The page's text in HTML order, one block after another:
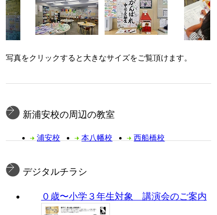
写真をクリックすると大きなサイズをご覧頂けます。
新浦安校の周辺の教室
浦安校 本八幡校 西船橋校
デジタルチラシ
０歳〜小学３年生対象 講演会のご案内